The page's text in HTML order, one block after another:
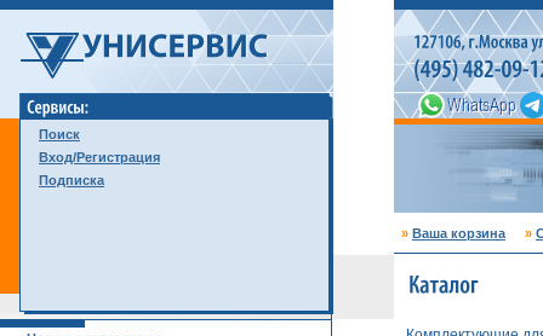
Поиск
Вход/Регистрация
Подписка
» Ваша корзина »